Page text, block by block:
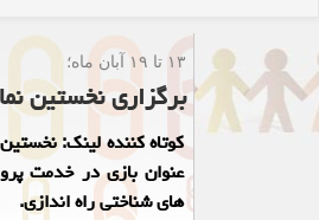
۱۳ تا ۱۹ آبان ماه؛
برگزاری نخستین
کوتاه کننده لینک:
عنوان بازی در خدمت
های شناختی راه اندازی.